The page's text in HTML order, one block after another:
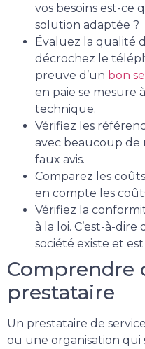
vos besoins est-ce
solution adaptée ?
Évaluez la qualité
décrochez le
preuve d’un bon
en paie se mesure
technique.
Vérifiez les
avec beaucoup de
faux avis.
Comparez les
en compte les
Vérifiez la
à la loi. C’est-à-
société existe et
Comprendre
prestataire
Un prestataire de
ou une organisation qui